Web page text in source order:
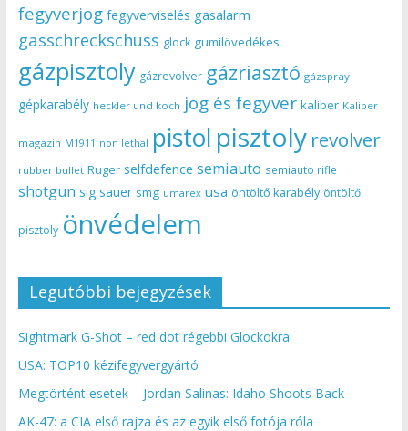
fegyverjog fegyverviselés gasalarm
gasschreckschuss glock gumilövedékes
gázpisztoly gázrevolver gázriasztó gázspray
gépkarabély heckler und koch jog és fegyver kaliber Kaliber
magazin M1911 non lethal pistol pisztoly revolver
rubber bullet Ruger selfdefence semiauto semiauto rifle
shotgun sig sauer smg umarex usa öntöltő karabély öntöltő
pisztoly önvédelem
Legutóbbi bejegyzések
Sightmark G-Shot – red dot régebbi Glockokra
USA: TOP10 kézifegyvergyártó
Megtörtént esetek – Jordan Salinas: Idaho Shoots Back
AK-47: a CIA első rajza és az egyik első fotója róla